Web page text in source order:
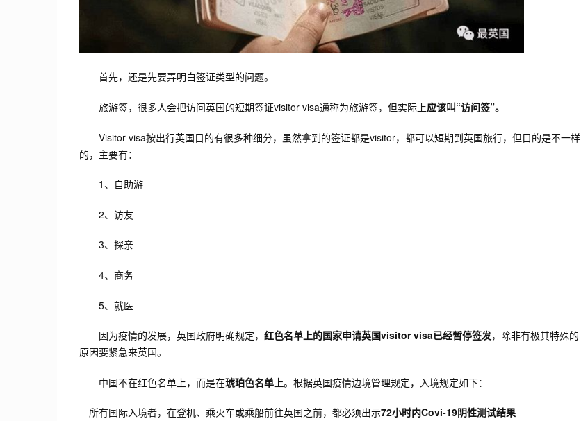
首先，还是先要弄明白签证类型的问题。
旅游签，很多人会把访问英国的短期签证visitor visa通称为旅游签，但实际上应该叫“访问签”。
Visitor visa按出行英国目的有很多种细分，虽然拿到的签证都是visitor，都可以短期到英国旅行，但目的是不一样
的，主要有：
1、自助游
2、访友
3、探亲
4、商务
5、就医
因为疫情的发展，英国政府明确规定， 红色名单上的国家申请英国visitor visa已经暂停签发，除非有极其特殊的
原因要紧急来英国。
中国不在红色名单上，而是在琥珀色名单上。根据英国疫情边境管理规定，入境规定如下：
所有国际入境者，在登机、乘火车或乘船前往英国之前，都必须出示72小时内Covi-19阴性测试结果